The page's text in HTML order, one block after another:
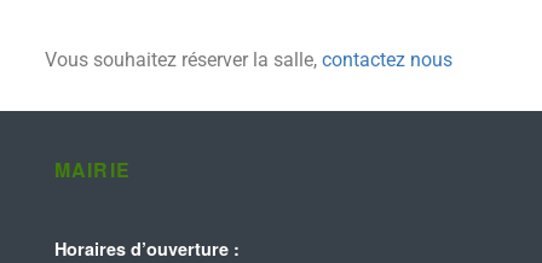
Vous souhaitez réserver la salle, contactez nous
MAIRIE
Horaires d’ouverture :